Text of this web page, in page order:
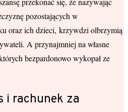
pozostających w
oraz ich dzieci, krzywdzi olbrzymią
A przynajmniej na własne
bezpardonowo wykopał ze
i rachunek za